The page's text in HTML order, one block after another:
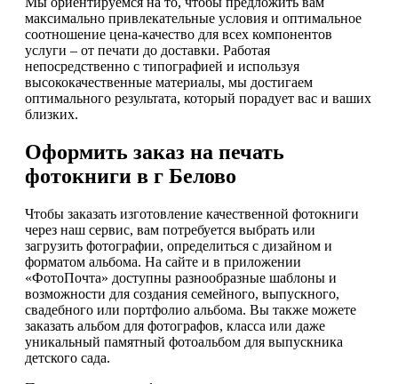
максимально привлекательные условия и оптимальное
соотношение цена-качество для всех компонентов
услуги – от печати до доставки. Работая
непосредственно с типографией и используя
высококачественные материалы, мы достигаем
оптимального результата, который порадует вас и ваших
близких.
Оформить заказ на печать
фотокниги в г Белово
Чтобы заказать изготовление качественной фотокниги
через наш сервис, вам потребуется выбрать или
загрузить фотографии, определиться с дизайном и
форматом альбома. На сайте и в приложении
«ФотоПочта» доступны разнообразные шаблоны и
возможности для создания семейного, выпускного,
свадебного или портфолио альбома. Вы также можете
заказать альбом для фотографов, класса или даже
уникальный памятный фотоальбом для выпускника
детского сада.